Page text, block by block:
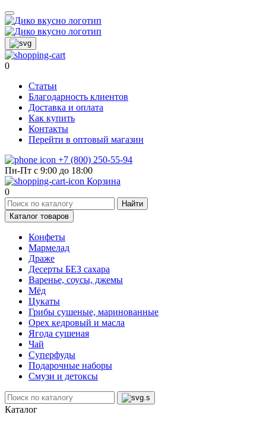
0
Статьи
Благодарность клиентов
Доставка и оплата
Как купить
Контакты
Перейти в оптовый магазин
+7 (800) 250-55-94
Пн-Пт с 9:00 до 18:00
Корзина
0
Найти
Каталог товаров
Конфеты
Мармелад
Драже
Десерты БЕЗ сахара
Варенье, соусы, джемы
Мёд
Цукаты
Грибы сушеные, маринованные
Орех кедровый и масла
Ягода сушеная
Чай
Суперфуды
Подарочные наборы
Смузи и детоксы
Каталог